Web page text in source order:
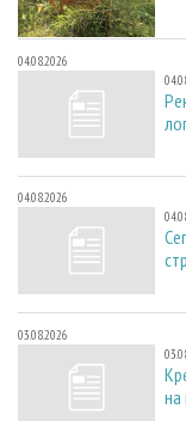
04.08.2026
04.08.2026
03.08.2026
на